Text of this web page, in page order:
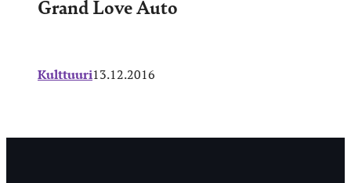
Grand Love Auto
Kulttuuri13.12.2016